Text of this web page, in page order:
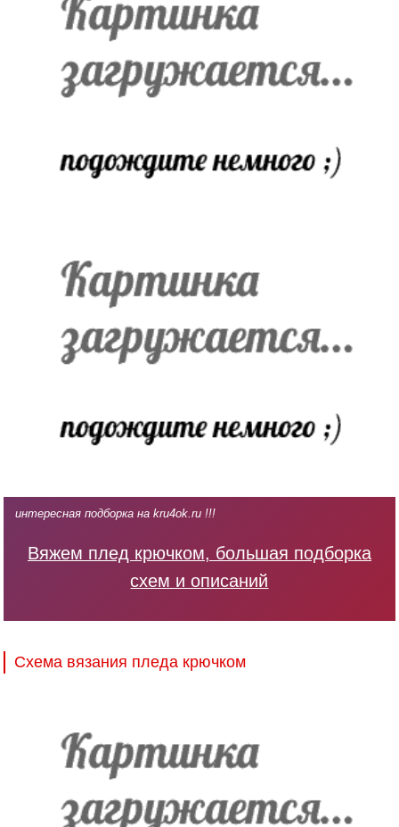
интересная подборка на kru4ok.ru !!!
Вяжем плед крючком, большая подборка
схем и описаний
Схема вязания пледа крючком